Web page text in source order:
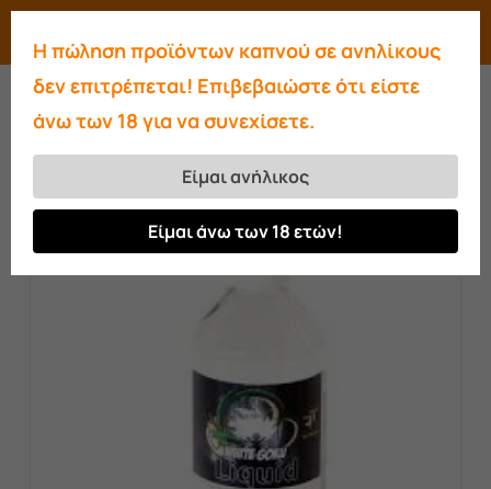
Skip
main
content
searchaccount
Αρχική σελίδα Αρωματικά-Υγρά
Fadi Άρωμα 440gr.
Close
Η πώληση προϊόντων καπνού σε ανηλίκους
δεν επιτρέπεται! Επιβεβαιώστε ότι είστε
άνω των 18 για να συνεχίσετε.
Είμαι ανήλικος
Είμαι άνω των 18 ετών!